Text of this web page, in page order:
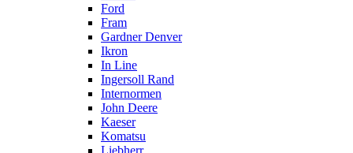
Ford
Fram
Gardner Denver
Ikron
In Line
Ingersoll Rand
Internormen
John Deere
Kaeser
Komatsu
Liebherr